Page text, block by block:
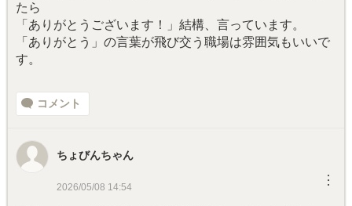
たら
「ありがとうございます！」結構、言っています。
「ありがとう」の言葉が飛び交う職場は雰囲気もいいで
す。
コメント
ちょびんちゃん
2026/05/08 14:54 ︙